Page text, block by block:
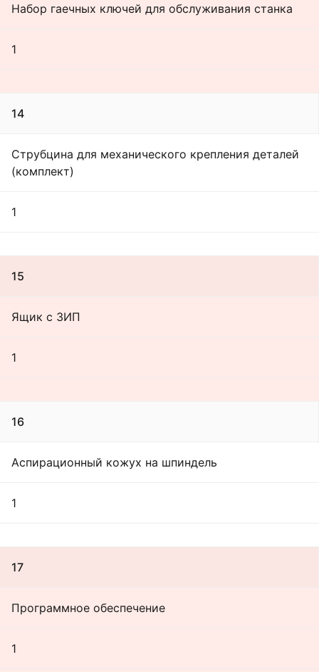
Набор гаечных ключей для обслуживания станка
1
14
Струбцина для механического крепления деталей
(комплект)
1
15
Ящик с ЗИП
1
16
Аспирационный кожух на шпиндель
1
17
Программное обеспечение
1